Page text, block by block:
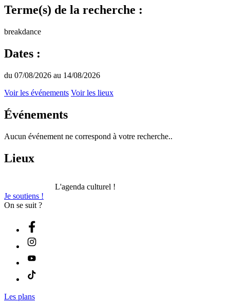
Terme(s) de la recherche :
breakdance
Dates :
du 07/08/2026 au 14/08/2026
Voir les événements Voir les lieux
Événements
Aucun événement ne correspond à votre recherche..
Lieux
L'agenda culturel !
Je soutiens !
On se suit ?
Les plans